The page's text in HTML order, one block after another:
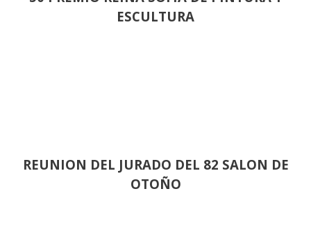
ESCULTURA
REUNION DEL JURADO DEL 82 SALON DE
OTOÑO